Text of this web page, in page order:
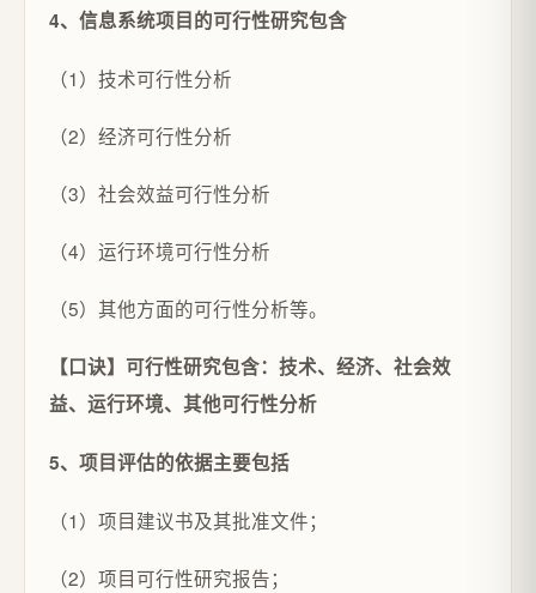
4、信息系统项目的可行性研究包含
（1）技术可行性分析
（2）经济可行性分析
（3）社会效益可行性分析
（4）运行环境可行性分析
（5）其他方面的可行性分析等。
【口诀】可行性研究包含：技术、经济、社会效
益、运行环境、其他可行性分析
5、项目评估的依据主要包括
（1）项目建议书及其批准文件；
（2）项目可行性研究报告；